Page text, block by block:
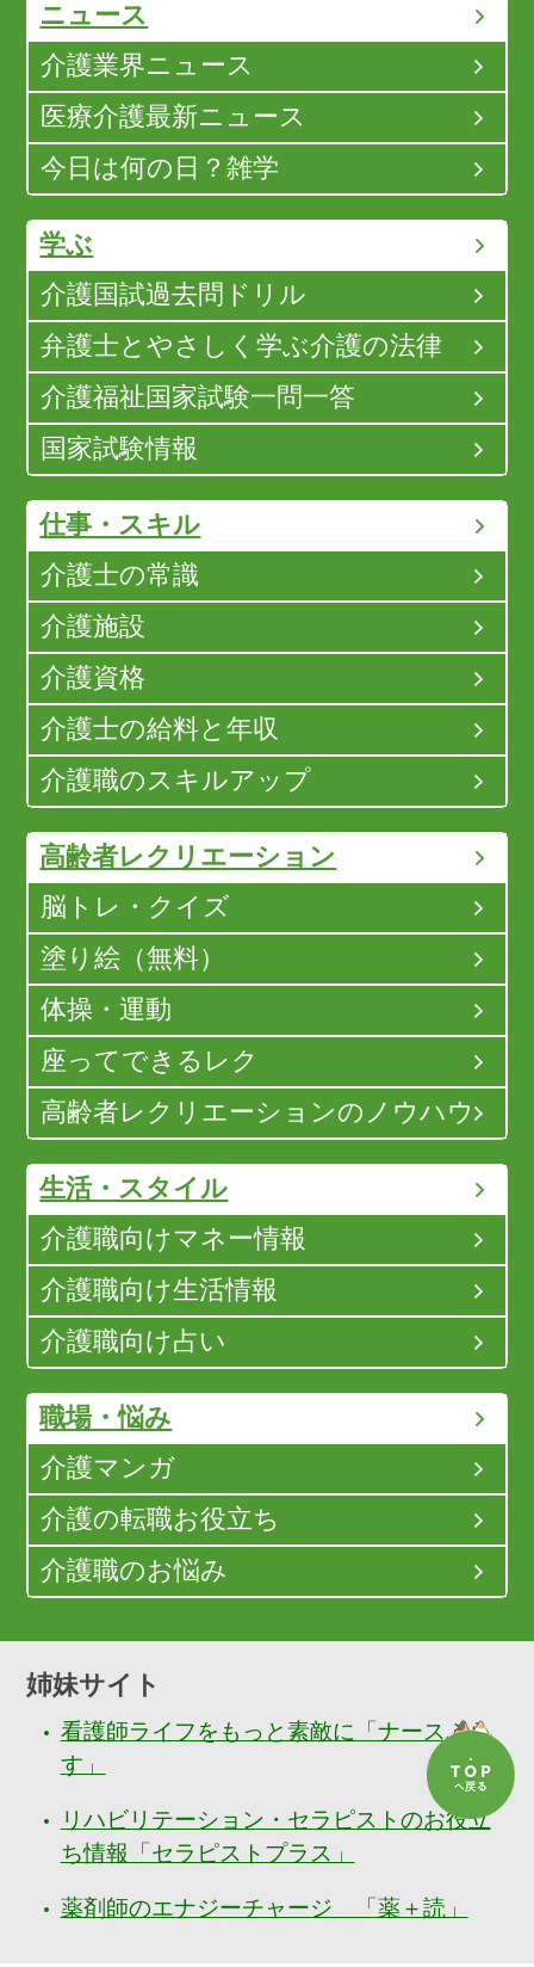
ニュース
介護業界ニュース
医療介護最新ニュース
今日は何の日？雑学
学ぶ
介護国試過去問ドリル
弁護士とやさしく学ぶ介護の法律
介護福祉国家試験一問一答
国家試験情報
仕事・スキル
介護士の常識
介護施設
介護資格
介護士の給料と年収
介護職のスキルアップ
高齢者レクリエーション
脳トレ・クイズ
塗り絵（無料）
体操・運動
座ってできるレク
高齢者レクリエーションのノウハウ
生活・スタイル
介護職向けマネー情報
介護職向け生活情報
介護職向け占い
職場・悩み
介護マンガ
介護の転職お役立ち
介護職のお悩み
姉妹サイト
看護師ライフをもっと素敵に「ナースぷら
す」
リハビリテーション・セラピストのお役立
ち情報「セラピストプラス」
薬剤師のエナジーチャージ 「薬＋読」